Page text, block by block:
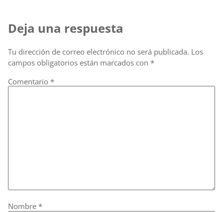
Deja una respuesta
Tu dirección de correo electrónico no será publicada. Los
campos obligatorios están marcados con *
Comentario *
Nombre *